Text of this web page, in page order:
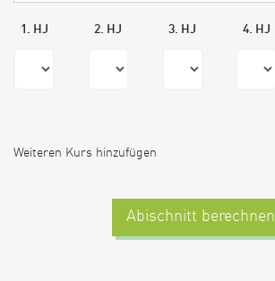
1. HJ 2. HJ 3. HJ 4. HJ
Weiteren Kurs hinzufügen
Abischnitt berechnen